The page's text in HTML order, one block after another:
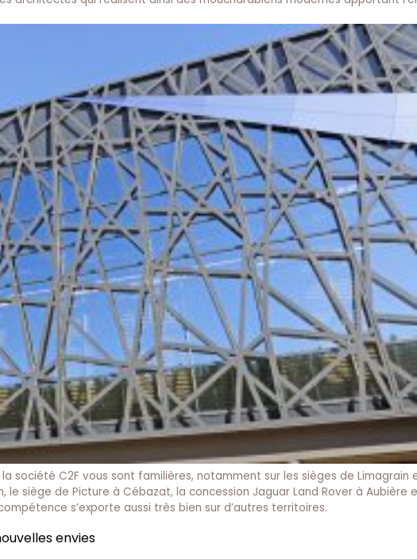
société C2F vous sont familières, notamment sur les sièges de Limagrain
le siège de Picture à Cébazat, la concession Jaguar Land Rover à Aubière
s’exporte aussi très bien sur d’autres territoires.
envies